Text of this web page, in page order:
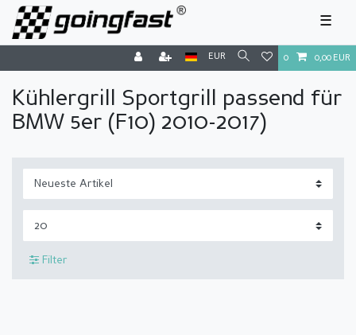
☰
EUR 0 0,00 EUR
Kühlergrill Sportgrill passend für
BMW 5er (F10) 2010-2017)
Filter